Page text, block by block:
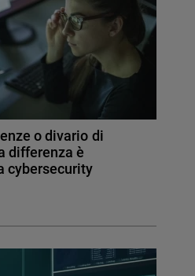
o divario di
differenza è
cybersecurity